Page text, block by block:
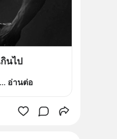
นไป
อ่านต่อ